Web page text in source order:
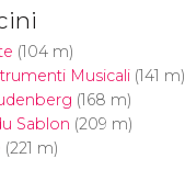
(104 m)
Musicali(141 m)
(168 m)
Sablon (209 m)
(221 m)